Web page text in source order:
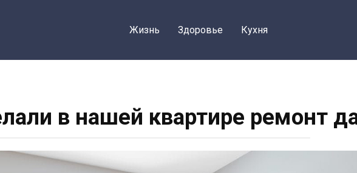
Жизнь Здоровье Кухня
в нашей квартире ремонт